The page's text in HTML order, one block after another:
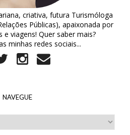
criativa, futura Turismóloga
Públicas), apaixonada por
e viagens! Quer saber mais?
minhas redes sociais...
NAVEGUE